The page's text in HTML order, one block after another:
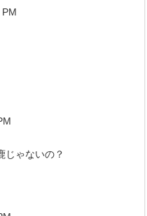
じゃないの？